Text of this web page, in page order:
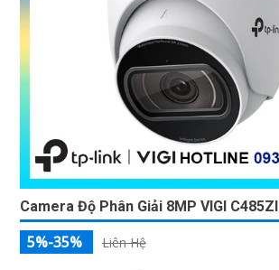
Camera Độ Phân Giải 8MP VIGI C485ZI
5%-35% Liên Hệ